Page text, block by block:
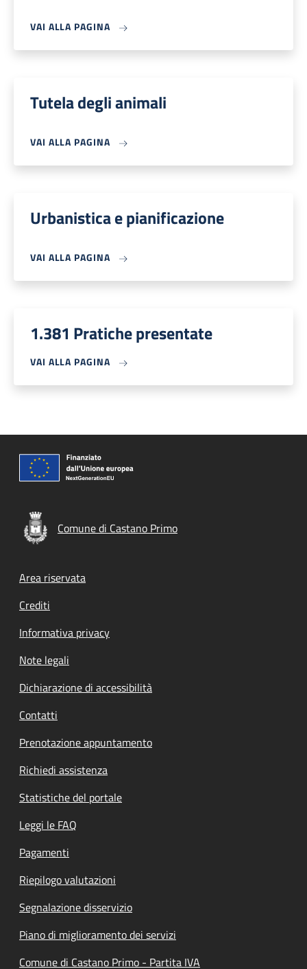
VAI ALLA PAGINA
Tutela degli animali
VAI ALLA PAGINA
Urbanistica e pianificazione
VAI ALLA PAGINA
1.381 Pratiche presentate
VAI ALLA PAGINA
Comune di Castano Primo
Footer menu
Area riservata
Crediti
Informativa privacy
Note legali
Dichiarazione di accessibilità
Contatti
Prenotazione appuntamento
Richiedi assistenza
Statistiche del portale
Leggi le FAQ
Pagamenti
Riepilogo valutazioni
Segnalazione disservizio
Piano di miglioramento dei servizi
Comune di Castano Primo - Partita IVA